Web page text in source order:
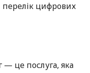
цифрових
— це послуга, яка